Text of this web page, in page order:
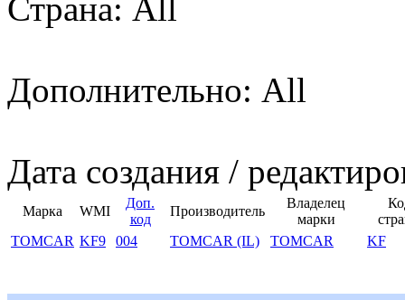
Страна: All
Дополнительно: All
Дата создания /
Марка WMI
Доп.
код
Производитель
Владелец
марки
TOMCAR KF9 004 TOMCAR (IL) TOMCAR KF